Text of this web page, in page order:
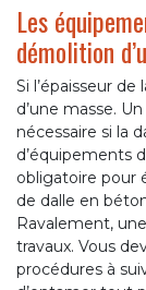
Les
démolition
Si l’épaisseur
d’une masse.
nécessaire si la
d’équipements
obligatoire pour
de dalle en
Ravalement,
travaux. Vous
procédures à